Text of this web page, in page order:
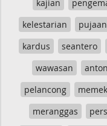
kajian
kelestarian
pujaan
kardus
seantero
wawasan
pelancong
memek
meranggas